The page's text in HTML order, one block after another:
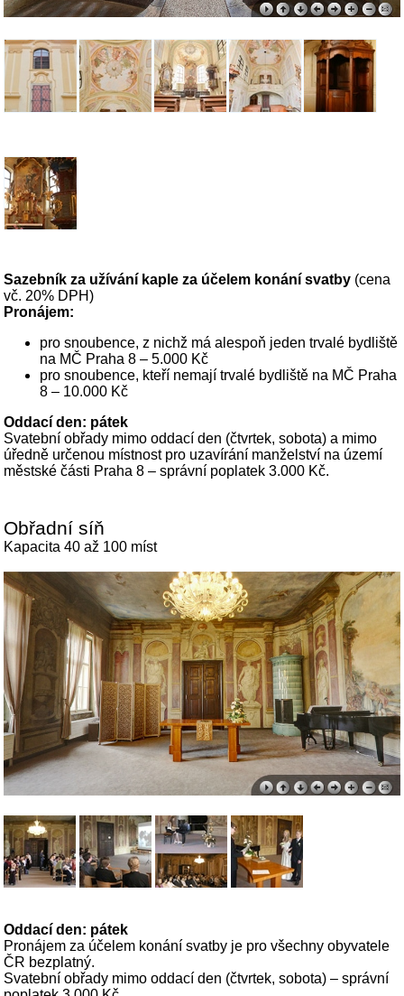
Sazebník za užívání kaple za účelem konání svatby (cena
vč. 20% DPH)
Pronájem:
pro snoubence, z nichž má alespoň jeden trvalé bydliště
na MČ Praha 8 – 5.000 Kč
pro snoubence, kteří nemají trvalé bydliště na MČ Praha
8 – 10.000 Kč
Oddací den: pátek
Svatební obřady mimo oddací den (čtvrtek, sobota) a mimo
úředně určenou místnost pro uzavírání manželství na území
městské části Praha 8 – správní poplatek 3.000 Kč.
Obřadní síň
Kapacita 40 až 100 míst
Oddací den: pátek
Pronájem za účelem konání svatby je pro všechny obyvatele
ČR bezplatný.
Svatební obřady mimo oddací den (čtvrtek, sobota) – správní